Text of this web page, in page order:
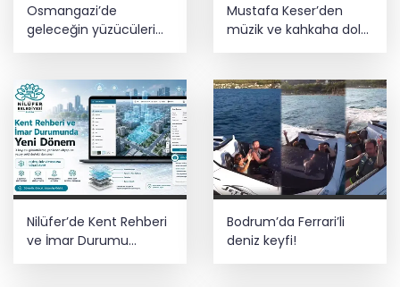
Osmangazi’de
geleceğin yüzücüleri
Mustafa Keser’den
müzik ve kahkaha dolu
Nilüfer’de Kent Rehberi
ve İmar Durumu
Sorgulama yenilendi
Bodrum’da Ferrari’li
deniz keyfi!